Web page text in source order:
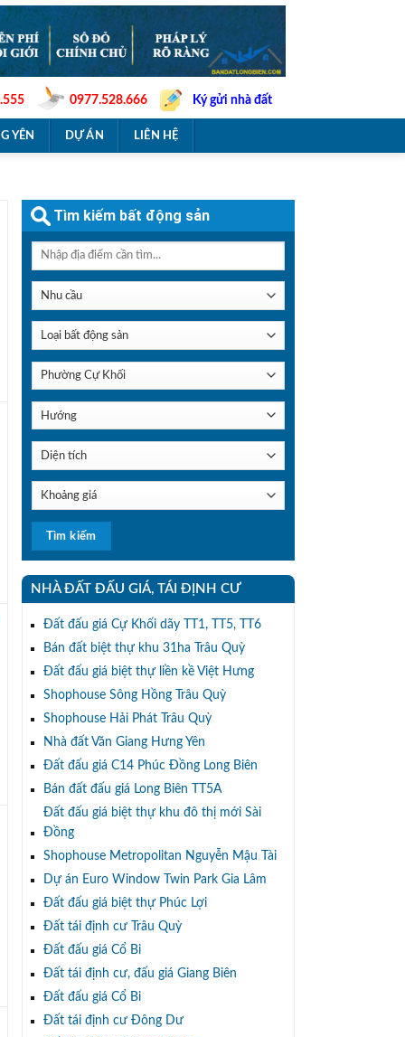
0977.528.666 Ký gửi nhà đất
YÊN DỰ ÁN LIÊN HỆ
Tìm kiếm bất động sản
NHÀ ĐẤT ĐẤU GIÁ, TÁI ĐỊNH CƯ
Đất đấu giá Cự Khối dãy TT1, TT5, TT6
Bán đất biệt thự khu 31ha Trâu Quỳ
Đất đấu giá biệt thự liền kề Việt Hưng
Shophouse Sông Hồng Trâu Quỳ
Shophouse Hải Phát Trâu Quỳ
Nhà đất Văn Giang Hưng Yên
Đất đấu giá C14 Phúc Đồng Long Biên
Bán đất đấu giá Long Biên TT5A
Đất đấu giá biệt thự khu đô thị mới Sài
Đồng
Shophouse Metropolitan Nguyễn Mậu Tài
Dự án Euro Window Twin Park Gia Lâm
Đất đấu giá biệt thự Phúc Lợi
Đất tái định cư Trâu Quỳ
Đất đấu giá Cổ Bi
Đất tái định cư, đấu giá Giang Biên
Đất đấu giá Cổ Bi
Đất tái định cư Đông Dư